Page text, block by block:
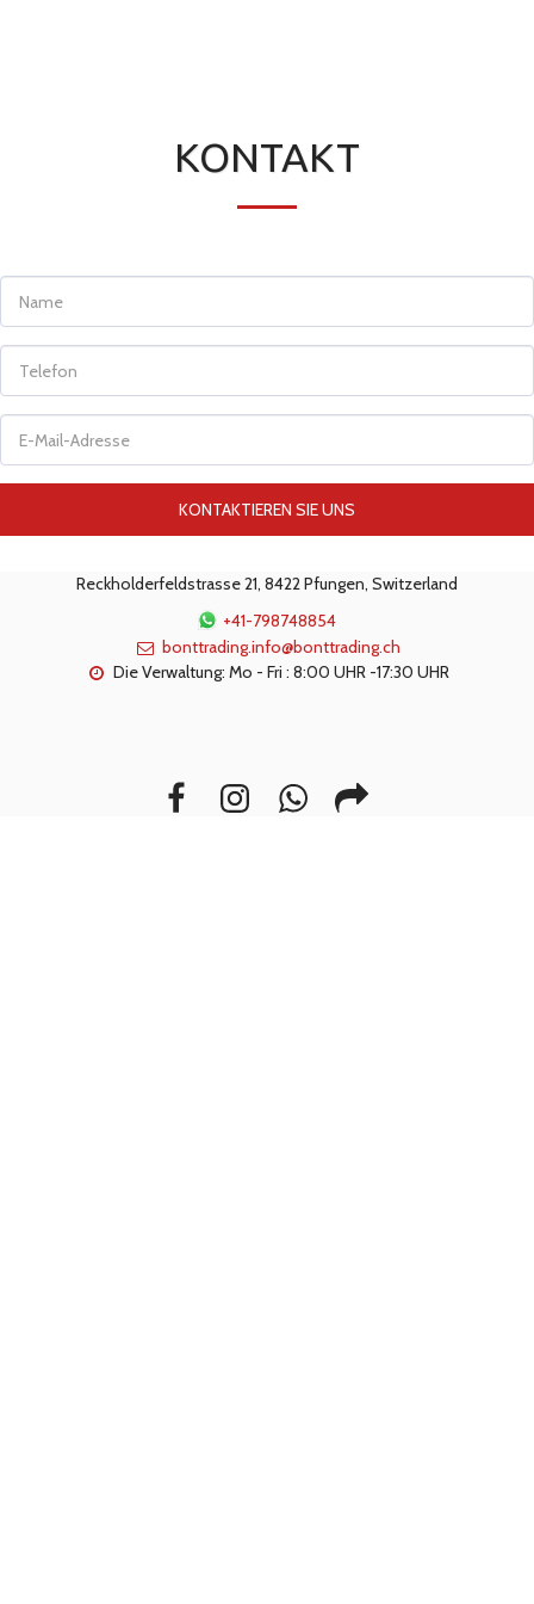
KONTAKT
KONTAKTIEREN SIE UNS
Reckholderfeldstrasse 21, 8422 Pfungen, Switzerland
+41-798748854
bonttrading.info@bonttrading.ch
Die Verwaltung: Mo - Fri : 8:00 UHR -17:30 UHR